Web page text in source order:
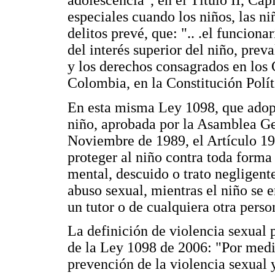
especiales cuando los niños, las
delitos prevé, que: ".. .el
del interés superior del niño,
y los derechos consagrados en
Colombia, en la Constitución
En esta misma Ley 1098, que
niño, aprobada por la Asamblea
Noviembre de 1989, el Artículo
proteger al niño contra toda
mental, descuido o trato
abuso sexual, mientras el niño se
un tutor o de cualquiera otra
La definición de violencia sexual
de la Ley 1098 de 2006: "Por
prevención de la violencia sexual